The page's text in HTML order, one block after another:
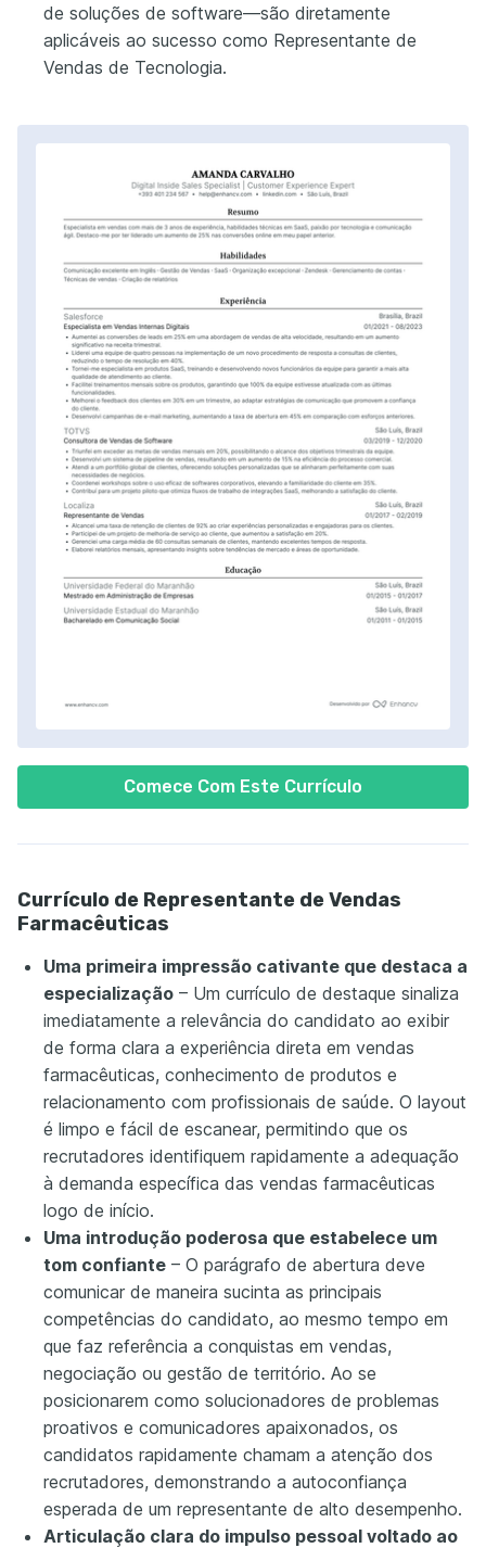
Comece Com Este Currículo
de soluções de software—são diretamente
aplicáveis ao sucesso como Representante de
Vendas de Tecnologia.
Currículo de Representante de Vendas
Farmacêuticas
Uma primeira impressão cativante que destaca a
especialização – Um currículo de destaque sinaliza
imediatamente a relevância do candidato ao exibir
de forma clara a experiência direta em vendas
farmacêuticas, conhecimento de produtos e
relacionamento com profissionais de saúde. O layout
é limpo e fácil de escanear, permitindo que os
recrutadores identifiquem rapidamente a adequação
à demanda específica das vendas farmacêuticas
logo de início.
Uma introdução poderosa que estabelece um
tom confiante – O parágrafo de abertura deve
comunicar de maneira sucinta as principais
competências do candidato, ao mesmo tempo em
que faz referência a conquistas em vendas,
negociação ou gestão de território. Ao se
posicionarem como solucionadores de problemas
proativos e comunicadores apaixonados, os
candidatos rapidamente chamam a atenção dos
recrutadores, demonstrando a autoconfiança
esperada de um representante de alto desempenho.
Articulação clara do impulso pessoal voltado ao